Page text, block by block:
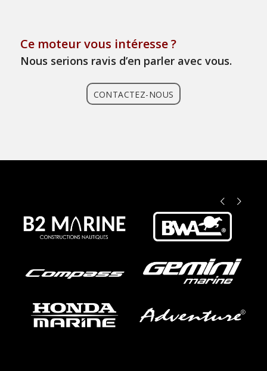
Ce moteur vous intéresse ?
Nous serions ravis d’en parler avec vous.
CONTACTEZ-NOUS